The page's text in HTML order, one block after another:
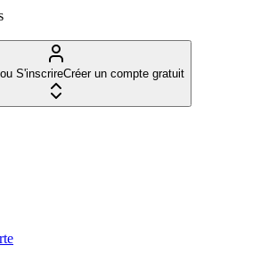
S'inscrireCréer un compte gratuit